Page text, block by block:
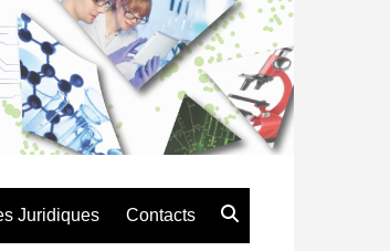
Recherche en
Juridiques Contacts